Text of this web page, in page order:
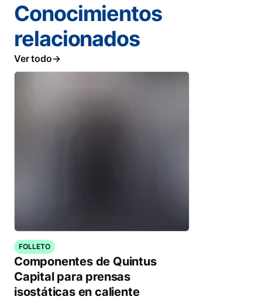
Conocimientos
relacionados
Ver todo
FOLLETO
Componentes de Quintus
Capital para prensas
isostáticas en caliente